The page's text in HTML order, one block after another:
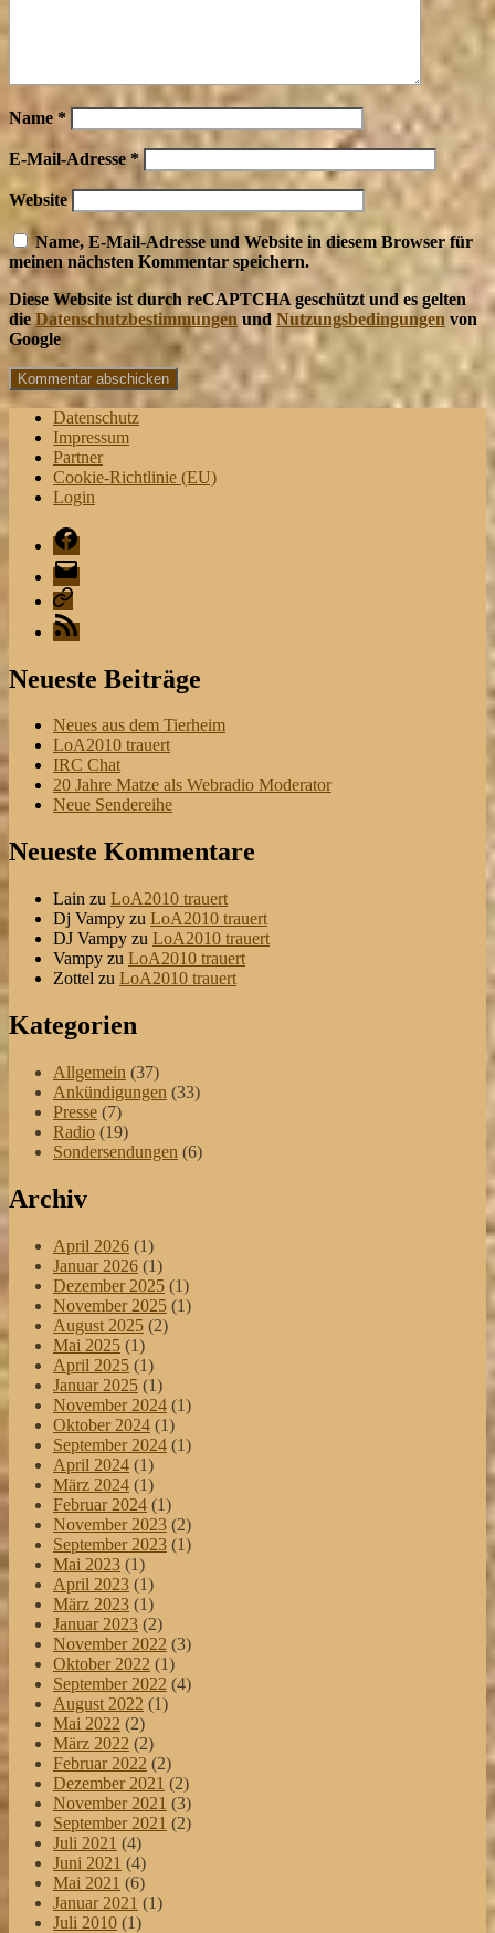
Name *
E-Mail-Adresse *
Website
Name, E-Mail-Adresse und Website in diesem Browser für
meinen nächsten Kommentar speichern.
Diese Website ist durch reCAPTCHA geschützt und es gelten
die Datenschutzbestimmungen und Nutzungsbedingungen von
Google
Datenschutz
Impressum
Partner
Cookie-Richtlinie (EU)
Login
Facebook
Mail
Playlist
RSS
Neueste Beiträge
Neues aus dem Tierheim
LoA2010 trauert
IRC Chat
20 Jahre Matze als Webradio Moderator
Neue Sendereihe
Neueste Kommentare
Lain zu LoA2010 trauert
Dj Vampy zu LoA2010 trauert
DJ Vampy zu LoA2010 trauert
Vampy zu LoA2010 trauert
Zottel zu LoA2010 trauert
Kategorien
Allgemein (37)
Ankündigungen (33)
Presse (7)
Radio (19)
Sondersendungen (6)
Archiv
April 2026 (1)
Januar 2026 (1)
Dezember 2025 (1)
November 2025 (1)
August 2025 (2)
Mai 2025 (1)
April 2025 (1)
Januar 2025 (1)
November 2024 (1)
Oktober 2024 (1)
September 2024 (1)
April 2024 (1)
März 2024 (1)
Februar 2024 (1)
November 2023 (2)
September 2023 (1)
Mai 2023 (1)
April 2023 (1)
März 2023 (1)
Januar 2023 (2)
November 2022 (3)
Oktober 2022 (1)
September 2022 (4)
August 2022 (1)
Mai 2022 (2)
März 2022 (2)
Februar 2022 (2)
Dezember 2021 (2)
November 2021 (3)
September 2021 (2)
Juli 2021 (4)
Juni 2021 (4)
Mai 2021 (6)
Januar 2021 (1)
Juli 2010 (1)